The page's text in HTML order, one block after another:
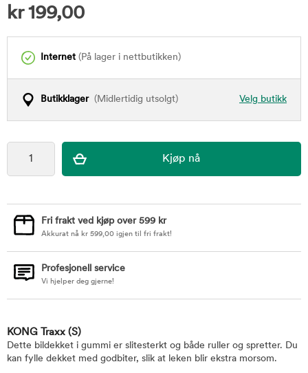
kr199,00
Internet (På lager i nettbutikken)
Velg butikk
Butikklager(Midlertidig utsolgt)
Fri frakt ved kjøp over 599 kr
Akkurat nå kr 599,00 igjen til fri frakt!
Profesjonell service
Vi hjelper deg gjerne!
KONG Traxx (S)
Dette bildekket i gummi er slitesterkt og både ruller og spretter. Du
kan fylle dekket med godbiter, slik at leken blir ekstra morsom.